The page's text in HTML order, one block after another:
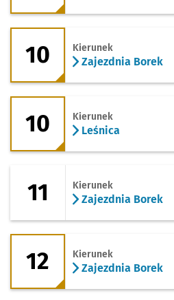
10 - kierunek
10 Kierunek
Zajezdnia Borek
10 - kierunek Leśnica
10 Kierunek
Leśnica
11 - kierunek
11 Kierunek
Zajezdnia Borek
12 - kierunek
12 Kierunek
Zajezdnia Borek